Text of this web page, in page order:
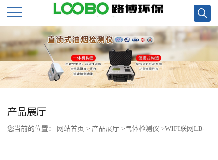
公
司
首
页
公
产品展厅
您当前的位置： 网站首页 > 产品展厅 >气体检测仪 >WIFI联网LB-